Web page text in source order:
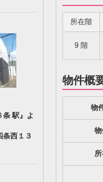
所在階
9 階
物件概
物
物
条 駅』よ
条西１３